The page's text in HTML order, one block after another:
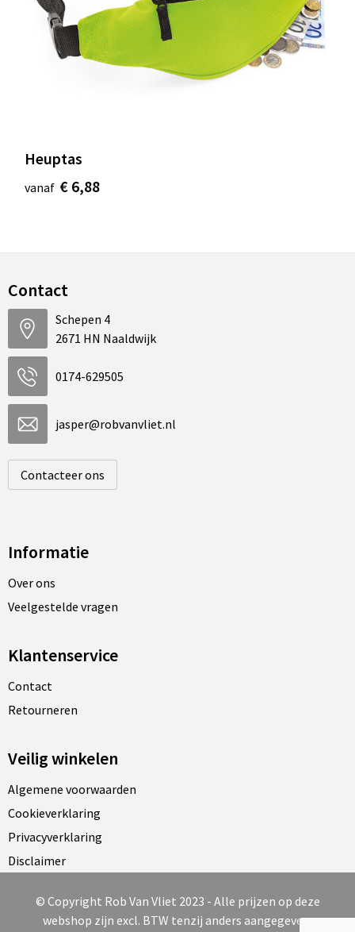
Heuptas
vanaf € 6,88
Contact
Schepen 4
2671 HN Naaldwijk
0174-629505
jasper@robvanvliet.nl
Contacteer ons
Informatie
Over ons
Veelgestelde vragen
Klantenservice
Contact
Retourneren
Veilig winkelen
Algemene voorwaarden
Cookieverklaring
Privacyverklaring
Disclaimer
© Copyright Rob Van Vliet 2023 - Alle prijzen op deze
webshop zijn excl. BTW tenzij anders aangegeven.